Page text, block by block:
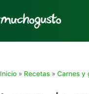
Inicio » Recetas » Carnes y